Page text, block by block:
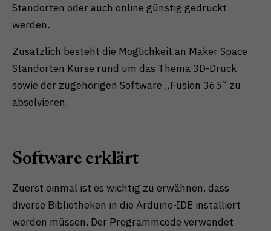
Standorten oder auch online günstig gedruckt
werden.
Zusätzlich besteht die Möglichkeit an Maker Space
Standorten Kurse rund um das Thema 3D-Druck
sowie der zugehörigen Software „Fusion 365“ zu
absolvieren.
Software erklärt
Zuerst einmal ist es wichtig zu erwähnen, dass
diverse Bibliotheken in die Arduino-IDE installiert
werden müssen. Der Programmcode verwendet